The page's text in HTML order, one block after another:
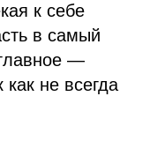
к себе
в самый
—
как не всегда